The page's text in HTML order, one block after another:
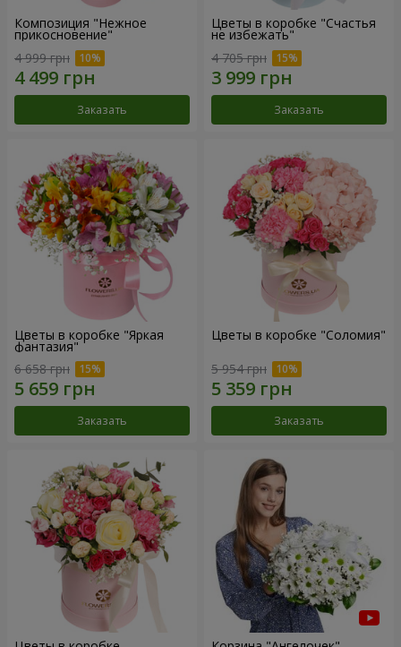
Композиция "Нежное
прикосновение"
4 999 грн
Заказать
Цветы в коробке "Счастья
не избежать"
4 705 грн
Заказать
Цветы в коробке "Яркая
фантазия"
6 658 грн
Заказать
Цветы в коробке "Соломия"
5 954 грн
Заказать